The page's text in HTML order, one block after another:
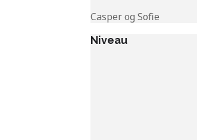
Casper og Sofie
Niveau